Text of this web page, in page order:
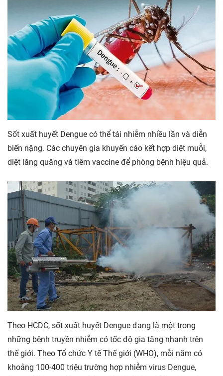
Sốt xuất huyết Dengue có thể tái nhiễm nhiều lần và diễn
biến nặng. Các chuyên gia khuyến cáo kết hợp diệt muỗi,
diệt lăng quăng và tiêm vaccine để phòng bệnh hiệu quả.
Theo HCDC, sốt xuất huyết Dengue đang là một trong
những bệnh truyền nhiễm có tốc độ gia tăng nhanh trên
thế giới. Theo Tổ chức Y tế Thế giới (WHO), mỗi năm có
khoảng 100-400 triệu trường hợp nhiễm virus Dengue,